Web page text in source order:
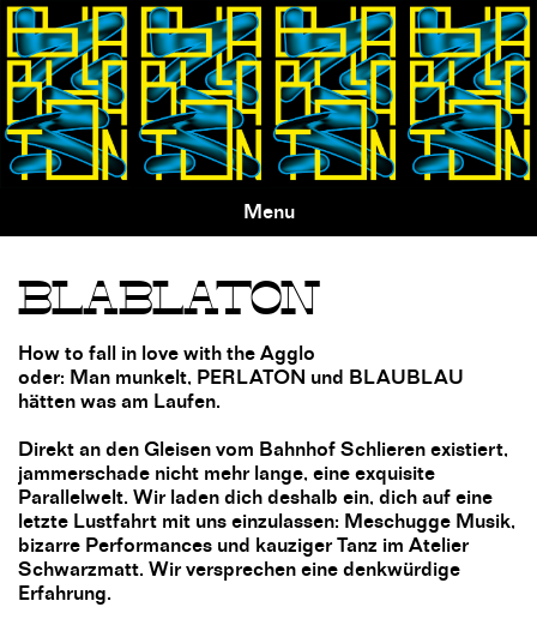
Skip
to
main
content
Menu
BLABLATON
How to fall in love with the Agglo
oder: Man munkelt, PERLATON und BLAUBLAU
hätten was am Laufen.
Direkt an den Gleisen vom Bahnhof Schlieren existiert,
jammerschade nicht mehr lange, eine exquisite
Parallelwelt. Wir laden dich deshalb ein, dich auf eine
letzte Lustfahrt mit uns einzulassen: Meschugge Musik,
bizarre Performances und kauziger Tanz im Atelier
Schwarzmatt. Wir versprechen eine denkwürdige
Erfahrung.